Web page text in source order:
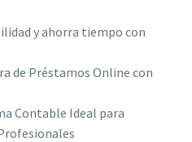
y ahorra tiempo con
de Préstamos Online con
Contable Ideal para